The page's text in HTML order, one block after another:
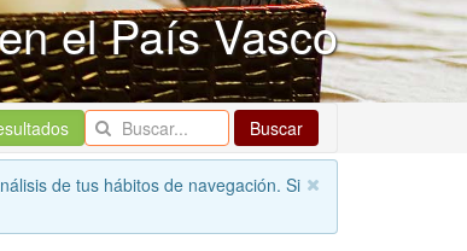
el País Vasco
Buscar
de tus hábitos de navegación. Si